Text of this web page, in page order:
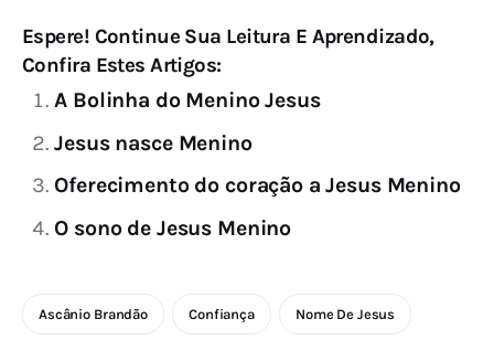
Espere! Continue Sua Leitura E Aprendizado,
Confira Estes Artigos:
A Bolinha do Menino Jesus
Jesus nasce Menino
Oferecimento do coração a Jesus Menino
O sono de Jesus Menino
Ascânio Brandão Confiança Nome De Jesus